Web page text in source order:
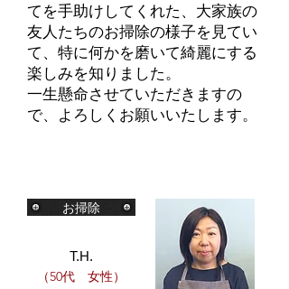
てを手助けしてくれた、大家族の
友人たちのお掃除の様子を見てい
て、特に何かを磨いて綺麗にする
楽しみを知りました。
一生懸命させていただきますの
で、よろしくお願いいたします。
お掃除
T.H.
（50代 女性）